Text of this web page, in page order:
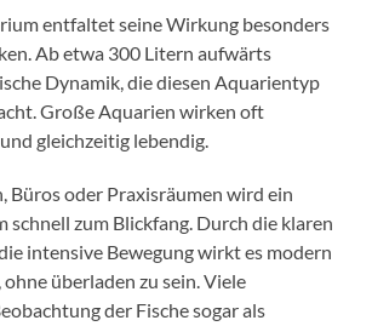
entfaltet seine Wirkung besonders
Ab etwa 300 Litern aufwärts
Dynamik, die diesen Aquarientyp
Große Aquarien wirken oft
gleichzeitig lebendig.
Büros oder Praxisräumen wird ein
schnell zum Blickfang. Durch die klaren
intensive Bewegung wirkt es modern
überladen zu sein. Viele
der Fische sogar als